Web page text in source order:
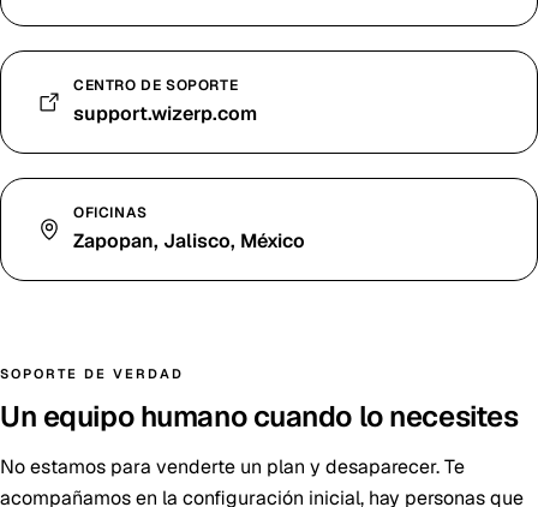
CENTRO DE SOPORTE
support.wizerp.com
OFICINAS
Zapopan, Jalisco, México
SOPORTE DE VERDAD
Un equipo humano cuando lo necesites
No estamos para venderte un plan y desaparecer. Te
acompañamos en la configuración inicial, hay personas que